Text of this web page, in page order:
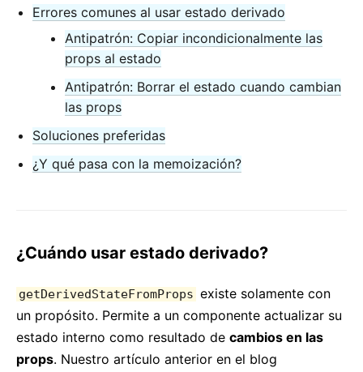
Errores comunes al usar estado derivado
Antipatrón: Copiar incondicionalmente las
props al estado
Antipatrón: Borrar el estado cuando cambian
las props
Soluciones preferidas
¿Y qué pasa con la memoización?
¿Cuándo usar estado derivado?
getDerivedStateFromProps existe solamente con
un propósito. Permite a un componente actualizar su
estado interno como resultado de cambios en las
props. Nuestro artículo anterior en el blog